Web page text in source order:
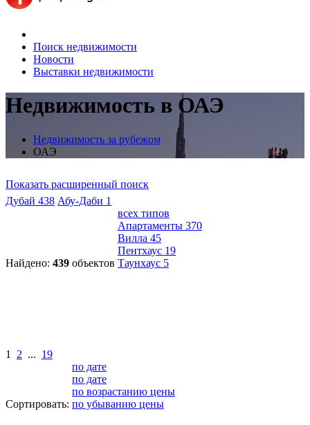
Поиск недвижимости
Новости
Выставки недвижимости
Недвижимость в ОАЭ
Недвижимость за рубежом
ОАЭ
Показать расширенный поиск
Дубай 438 Абу-Даби 1
Найдено: 439 объектов
всех типов
Апартаменты 370
Вилла 45
Пентхаус 19
Таунхаус 5
1 2 ... 19
Сортировать:
по дате
по дате
по возрастанию цены
по убыванию цены